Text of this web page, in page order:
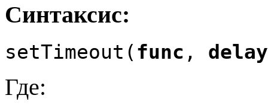
Синтаксис:
setTimeout( func , delay
Где: